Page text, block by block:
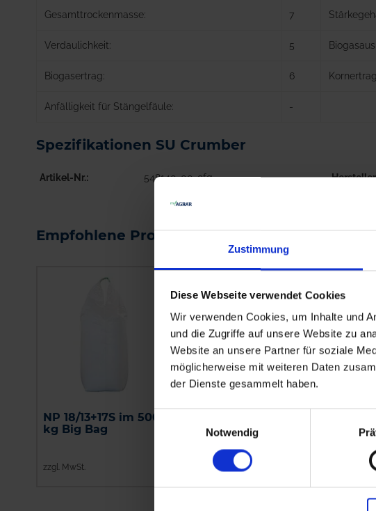
Zustimmung
Diese Webseite verwendet Cookies
Wir verwenden Cookies, um Inhalte und
und die Zugriffe auf unsere Website zu
Website an unsere Partner für soziale
möglicherweise mit weiteren Daten
der Dienste gesammelt haben.
Einwilligungsauswahl
Notwendig
Gesamttrockenmasse: 7
Verdaulichkeit: 5
Biogasertrag: 6
Anfälligkeit für Stängelfäule: -
Spezifikationen SU Crumber
Artikel-Nr. 548140-00-cfg Hersteller
Empfohlene Produkte
NP 18/13+17S im 500
kg Big Bag
zzgl. MwSt. Preis auf Anfrage Preis